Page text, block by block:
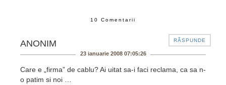
10 Comentarii
RĂSPUNDE
ANONIM
23 ianuarie 2008 07:05:26
Care e „firma” de cablu? Ai uitat sa-i faci reclama, ca sa n-
o patim si noi …